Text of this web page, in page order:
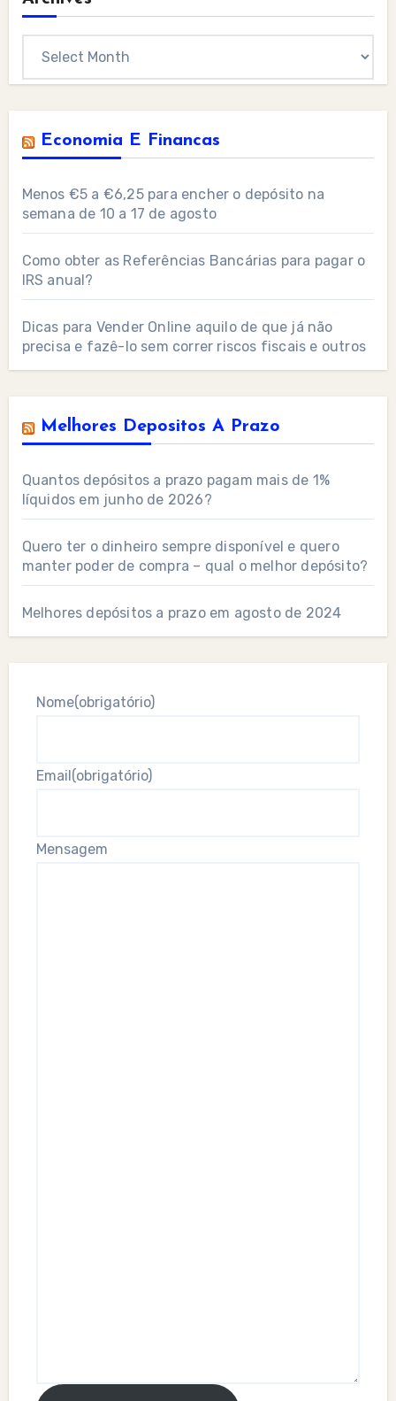
Economia E Financas
Menos €5 a €6,25 para encher o depósito na
semana de 10 a 17 de agosto
Como obter as Referências Bancárias para pagar o
IRS anual?
Dicas para Vender Online aquilo de que já não
precisa e fazê-lo sem correr riscos fiscais e outros
Melhores Depositos A Prazo
Quantos depósitos a prazo pagam mais de 1%
líquidos em junho de 2026?
Quero ter o dinheiro sempre disponível e quero
manter poder de compra – qual o melhor depósito?
Melhores depósitos a prazo em agosto de 2024
Nome(obrigatório)
Email (obrigatório)
Mensagem